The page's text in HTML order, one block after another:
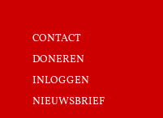
contact
doneren
inloggen
nieuwsbrief